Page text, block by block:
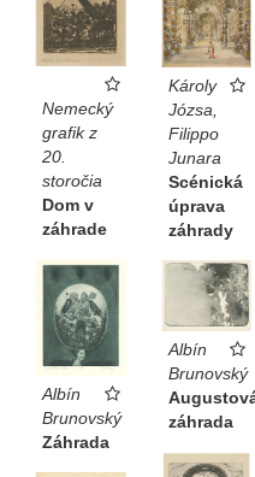
Nemecký
grafik z
20.
storočia
Dom v
záhrade
Károly
Józsa,
Filippo
Junara
Scénická
úprava
záhrady
Albín
Brunovský
Záhrada
Albín
Brunovský
záhrada